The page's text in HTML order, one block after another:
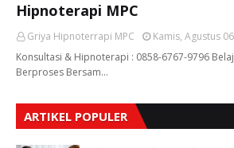
Hipnoterapi MPC
Griya Hipnoterrapi MPC
Kamis, Agustus
Konsultasi & Hipnoterapi : 0858-6767-9796
Berproses Bersam…
ARTIKEL POPULER